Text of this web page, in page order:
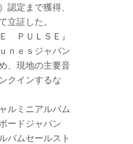
認定まで獲得、
立証した。
ＰＵＬＳＥ』
ｎｅｓジャパン
、現地の主要音
クインするな
ルミニアルバム
ードジャパン
バムセールスト